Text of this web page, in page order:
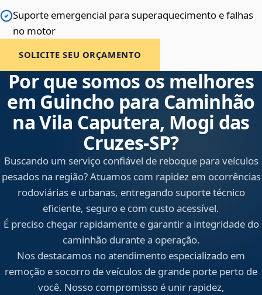
Suporte emergencial para superaquecimento e falhas
no motor
SOLICITE SEU ORÇAMENTO
Por que somos os melhores
em Guincho para Caminhão
na Vila Caputera, Mogi das
Cruzes‑SP?
Buscando um serviço confiável de reboque para veículos
pesados na região? Atuamos com rapidez em ocorrências
rodoviárias e urbanas, entregando suporte técnico
eficiente, seguro e com custo acessível.
É preciso chegar rapidamente e garantir a integridade do
caminhão durante a operação.
Nos destacamos no atendimento especializado em
remoção e socorro de veículos de grande porte perto de
você. Nosso compromisso é unir rapidez,